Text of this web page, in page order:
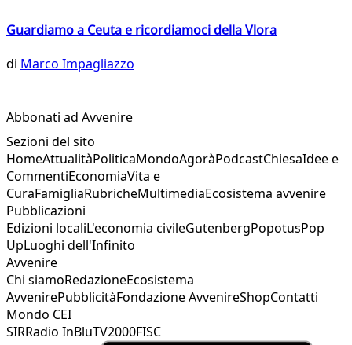
Guardiamo a Ceuta e ricordiamoci della Vlora
di Marco Impagliazzo
Abbonati ad Avvenire
Sezioni del sito
HomeAttualitàPoliticaMondoAgoràPodcastChiesaIdee e
CommentiEconomiaVita e
CuraFamigliaRubricheMultimediaEcosistema avvenire
Pubblicazioni
Edizioni localiL'economia civileGutenbergPopotusPop
UpLuoghi dell'Infinito
Avvenire
Chi siamoRedazioneEcosistema
AvvenirePubblicitàFondazione AvvenireShopContatti
Mondo CEI
SIRRadio InBluTV2000FISC